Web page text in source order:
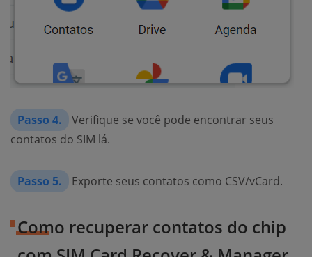
Passo 4.
Verifique se você pode encontrar seus
contatos do SIM lá.
Passo 5. Exporte seus contatos como CSV/vCard.
Como recuperar contatos do chip